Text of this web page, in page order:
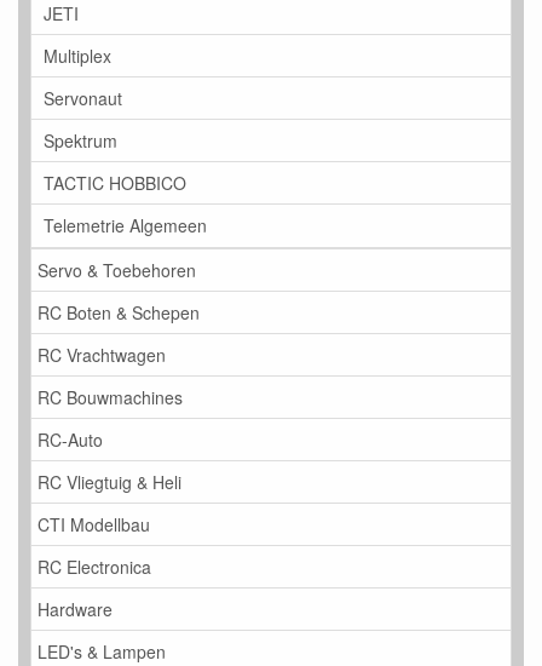
JETI
Multiplex
Servonaut
Spektrum
TACTIC HOBBICO
Telemetrie Algemeen
Servo & Toebehoren
RC Boten & Schepen
RC Vrachtwagen
RC Bouwmachines
RC-Auto
RC Vliegtuig & Heli
CTI Modellbau
RC Electronica
Hardware
LED's & Lampen